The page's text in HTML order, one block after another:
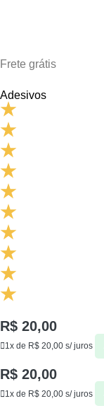
Frete grátis
Adesivos
R$ 20,00
1x de R$ 20,00 s/ juros
R$ 20,00
1x de R$ 20,00 s/ juros